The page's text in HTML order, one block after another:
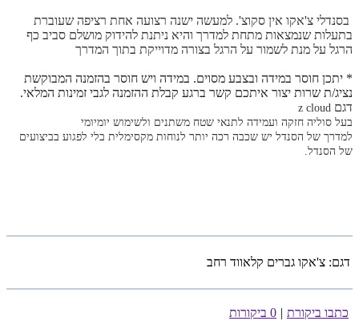
בסנדלי צ'אקו אין סקוצ'. למעשה ישנה רצועה אחת רציפה שעוברת
בתעלות שנמצאות מתחת למדרך והיא ניתנת להידוק מושלם סביב כף
הרגל על מנת לשמור על הרגל בצורה מדוייקת בתוך המדרך
* יתכן חוסר במידה ובצבע מסוים. במידה ויש חוסר בהזמנה המבוקשת
נציג/ת שרות יצור איתכם קשר ברגע קבלת ההזמנה לגבי זמינות המלאי.
דגם z cloud
בעל סוליה חזקה ועמידה לתנאי שטח משתנים ולשימוש יומיומי
למדרך של הסנדל יש שכבה רכה יותר לנוחות מקסימלית בלי לפגוע בביצועים
של הסנדל.
דגם: צ'אקו גברים קלאווד רחב
כתבו ביקורת | 0 ביקורות